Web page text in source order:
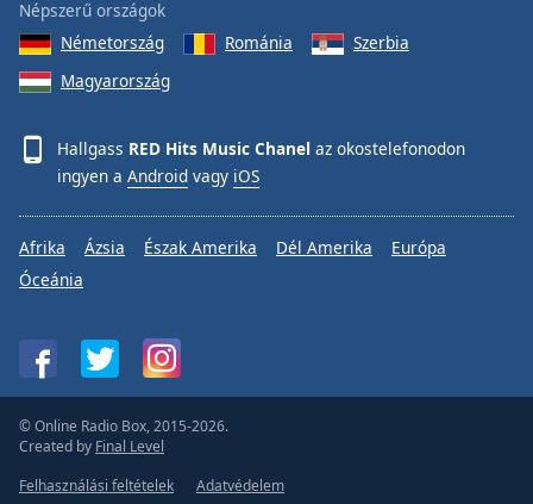
Népszerű országok
Németország
Románia
Szerbia
Magyarország
Hallgass RED Hits Music Chanel az okostelefonodon
ingyen a Android vagy iOS
Afrika Ázsia Észak Amerika Dél Amerika
Európa
Óceánia
© Online Radio Box, 2015-2026.
Created by Final Level
Felhasználási feltételek
Adatvédelem